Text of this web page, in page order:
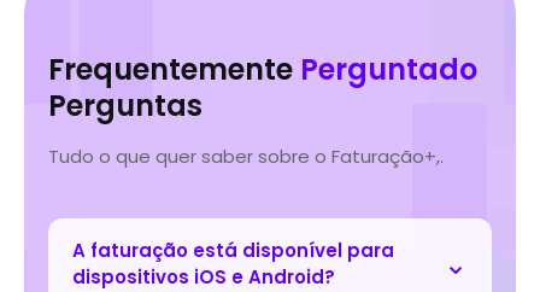
Frequentemente Perguntado
Perguntas
Tudo o que quer saber sobre o Faturação+,.
A faturação está disponível para
dispositivos iOS e Android?